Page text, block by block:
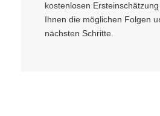
kostenlosen
Ihnen die möglichen Folgen
nächsten Schritte.